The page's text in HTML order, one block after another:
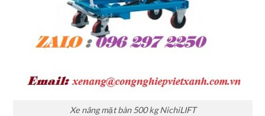
Xe nâng mặt bàn 500 kg NichiLIFT